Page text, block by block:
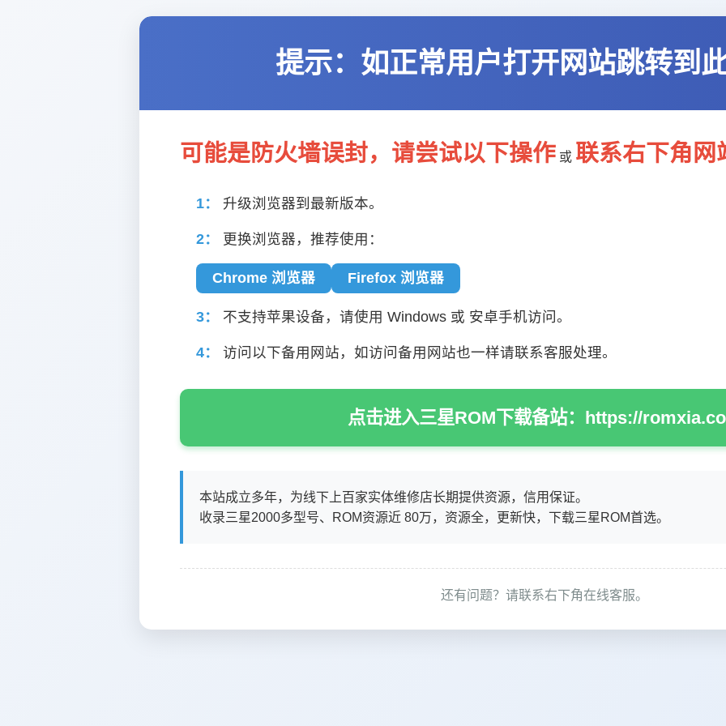
提示：如正常用户打开网站跳转到
可能是防火墙误封，请尝试以下操作 或 联系右下角网
1： 升级浏览器到最新版本。
2： 更换浏览器，推荐使用：
Chrome 浏览器 Firefox 浏览器
3： 不支持苹果设备，请使用 Windows 或 安卓手机访问。
4： 访问以下备用网站，如访问备用网站也一样请联系客服处理。
点击进入三星ROM下载备站：https://
本站成立多年，为线下上百家实体维修店长期提供资源，信用保证。
收录三星2000多型号、ROM资源近 80万，资源全，更新快，下载三星ROM首选。
还有问题？请联系右下角在线客服。